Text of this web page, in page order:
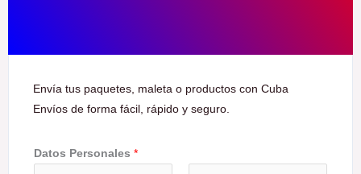
Envía tus paquetes, maleta o productos con Cuba
Envíos de forma fácil, rápido y seguro.
Datos Personales *